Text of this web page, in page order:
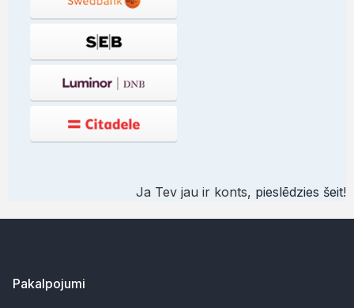
Ja Tev jau ir konts, pieslēdzies šeit!
Pakalpojumi